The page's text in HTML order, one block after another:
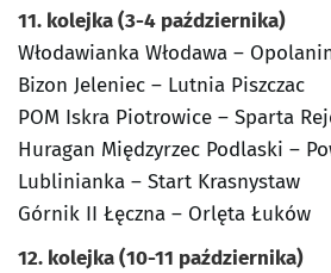
11. kolejka (3-4 października)
Włodawianka Włodawa –
Bizon Jeleniec – Lutnia Piszczac
POM Iskra Piotrowice – Sparta
Huragan Międzyrzec Podlaski –
Lublinianka – Start Krasnystaw
Górnik II Łęczna – Orlęta Łuków
12. kolejka (10-11 października)